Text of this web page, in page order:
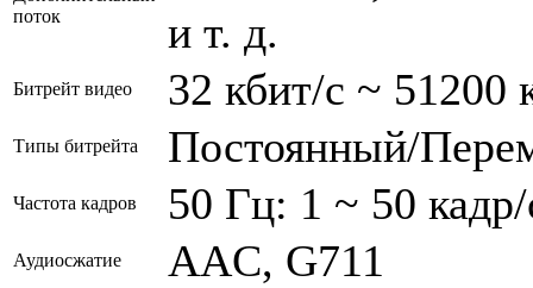
поток
и т. д.
Битрейт видео 32 кбит/с ~ 51200
Типы битрейта Постоянный/
Частота кадров 50 Гц: 1 ~ 50
Аудиосжатие AAC, G711